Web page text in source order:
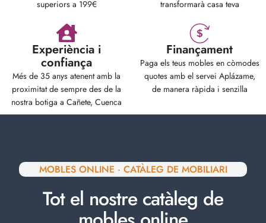
superiors a 199€
transformarà casa teva
Experiència i
confiança
Més de 35 anys atenent amb la
proximitat de sempre des de la
nostra botiga a Cañete, Cuenca
Finançament
Paga els teus mobles en còmodes
quotes amb el servei Aplázame,
de manera ràpida i senzilla
MOBLES ONLINE · CATÀLEG DE MOBILIARI
Tot el nostre catàleg de